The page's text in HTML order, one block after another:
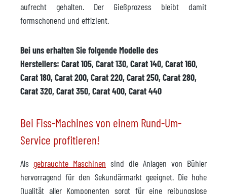
aufrecht gehalten. Der Gießprozess bleibt damit
formschonend und effizient.
Bei uns erhalten Sie folgende Modelle des
Herstellers: Carat 105, Carat 130, Carat 140, Carat 160,
Carat 180, Carat 200, Carat 220, Carat 250, Carat 280,
Carat 320, Carat 350, Carat 400, Carat 440
Bei Fiss-Machines von einem Rund-Um-
Service profitieren!
Als gebrauchte Maschinen sind die Anlagen von Bühler
hervorragend für den Sekundärmarkt geeignet. Die hohe
Qualität aller Komponenten sorgt für eine reibungslose